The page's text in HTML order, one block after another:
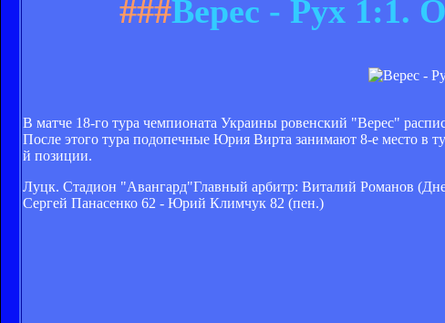
###Верес - Рух 1:1.
В матче 18-го тура чемпионата Украины ровенский "Верес"
После этого тура подопечные Юрия Вирта занимают 8-е место в
й позиции.
Луцк. Стадион "Авангард"Главный арбитр: Виталий Романов
Сергей Панасенко 62 - Юрий Климчук 82 (пен.)